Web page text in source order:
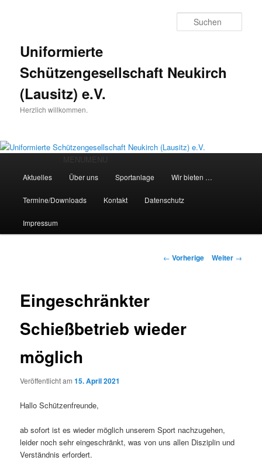
Uniformierte
Schützengesellschaft Neukirch
(Lausitz) e.V.
Herzlich willkommen.
Aktuelles Über uns Sportanlage Wir bieten …
Termine/Downloads Kontakt Datenschutz
Impressum
Beitrags-
← Vorherige Weiter →
Eingeschränkter
Schießbetrieb wieder
möglich
Veröffentlicht am15. April 2021
Hallo Schützenfreunde,
ab sofort ist es wieder möglich unserem Sport nachzugehen,
leider noch sehr eingeschränkt, was von uns allen Disziplin und
Verständnis erfordert.